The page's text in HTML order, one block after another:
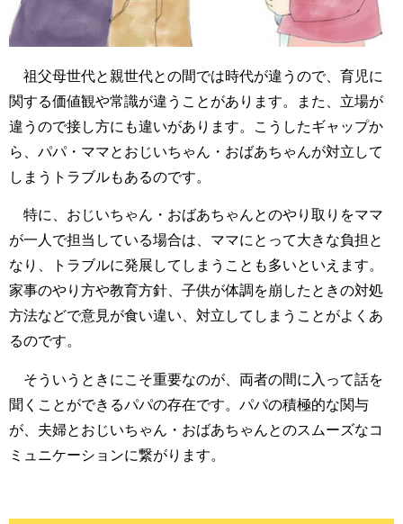
祖父母世代と親世代との間では時代が違うので、育児に
関する価値観や常識が違うことがあります。また、立場が
違うので接し方にも違いがあります。こうしたギャップか
ら、パパ・ママとおじいちゃん・おばあちゃんが対立して
しまうトラブルもあるのです。
特に、おじいちゃん・おばあちゃんとのやり取りをママ
が一人で担当している場合は、ママにとって大きな負担と
なり、トラブルに発展してしまうことも多いといえます。
家事のやり方や教育方針、子供が体調を崩したときの対処
方法などで意見が食い違い、対立してしまうことがよくあ
るのです。
そういうときにこそ重要なのが、両者の間に入って話を
聞くことができるパパの存在です。パパの積極的な関与
が、夫婦とおじいちゃん・おばあちゃんとのスムーズなコ
ミュニケーションに繋がります。